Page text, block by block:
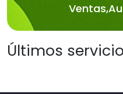
Últimos